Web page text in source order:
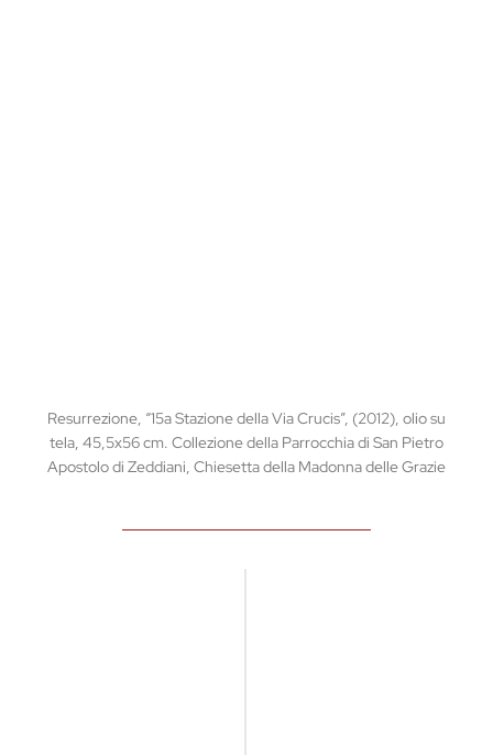
Resurrezione, “15a Stazione della Via Crucis”, (2012), olio su
tela, 45,5x56 cm. Collezione della Parrocchia di San Pietro
Apostolo di Zeddiani, Chiesetta della Madonna delle Grazie